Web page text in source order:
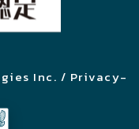
Inc. / Privacy-